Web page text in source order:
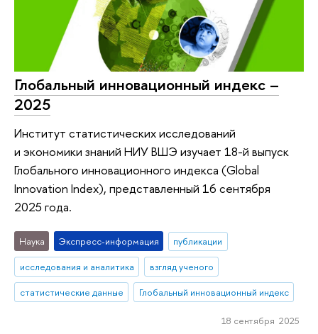
Глобальный инновационный индекс –
2025
Институт статистических исследований
и экономики знаний НИУ ВШЭ изучает 18-й выпуск
Глобального инновационного индекса (Global
Innovation Index), представленный 16 сентября
2025 года.
Наука Экспресс-информация
публикации
исследования и аналитика
взгляд ученого
статистические данные
Глобальный инновационный индекс
18 сентября 2025